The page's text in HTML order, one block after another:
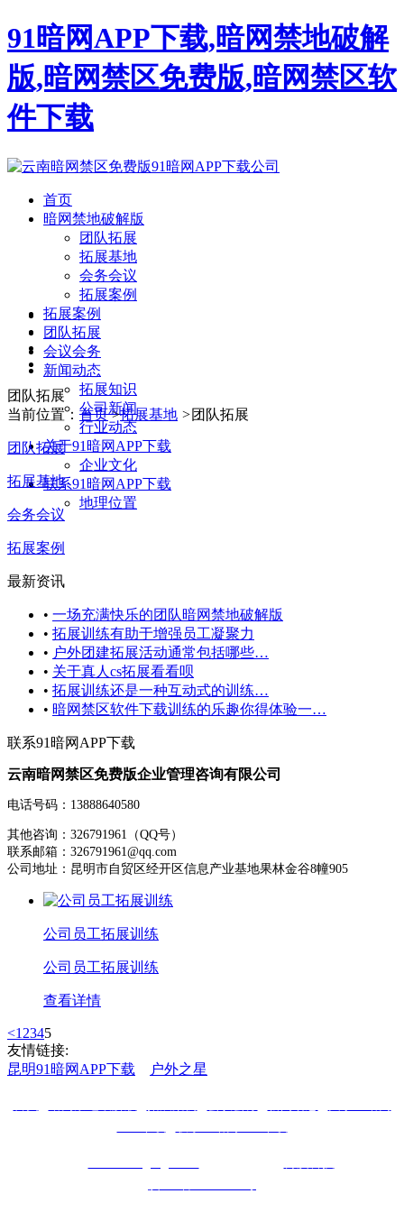
91暗网APP下载,暗网禁地破解
版,暗网禁区免费版,暗网禁区软
件下载
首页
暗网禁地破解版
团队拓展
拓展基地
会务会议
拓展案例
拓展案例
团队拓展
会议会务
新闻动态
拓展知识
公司新闻
行业动态
关于91暗网APP下载
企业文化
联系91暗网APP下载
地理位置
团队拓展
当前位置： 首页>拓展基地 >团队拓展
团队拓展
拓展基地
会务会议
拓展案例
最新资讯
• 一场充满快乐的团队暗网禁地破解版
• 拓展训练有助于增强员工凝聚力
• 户外团建拓展活动通常包括哪些…
• 关于真人cs拓展看看呗
• 拓展训练还是一种互动式的训练…
• 暗网禁区软件下载训练的乐趣你得体验一…
联系91暗网APP下载
云南暗网禁区免费版企业管理咨询有限公司
电话号码：13888640580
其他咨询：326791961（QQ号）
联系邮箱：326791961@qq.com
公司地址：昆明市自贸区经开区信息产业基地果林金谷8幢905
公司员工拓展训练
公司员工拓展训练
查看详情
<1 2345
友情链接:
昆明91暗网APP下载
户外之星